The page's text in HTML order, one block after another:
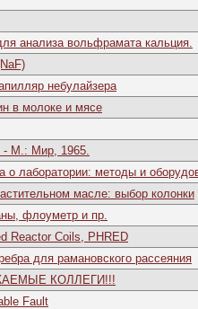
анализа вольфрамата кальция.
небулайзера
в молоке и мясе
- М.: Мир, 1965.
лаборатории: методы и
масле: выбор колонки
флоуметр и пр.
Reactor Coils, PHRED
для рамановского рассеяния
КОЛЛЕГИ!!!
Fault